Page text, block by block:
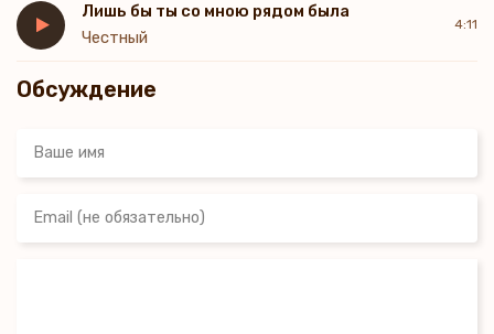
Лишь бы ты со мною рядом была
Честный
4:11
Обсуждение